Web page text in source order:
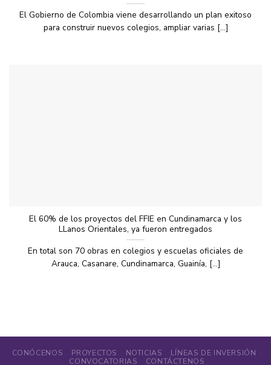
El Gobierno de Colombia viene desarrollando un plan exitoso
para construir nuevos colegios, ampliar varias [...]
El 60% de los proyectos del FFIE en Cundinamarca y los
LLanos Orientales, ya fueron entregados
En total son 70 obras en colegios y escuelas oficiales de
Arauca, Casanare, Cundinamarca, Guainía, [...]
CONÓCENOS PROYECTOS NOTICIAS
LÍNEAS DE INVERSIÓN
CONVOCATORIAS
CONTÁCTENOS